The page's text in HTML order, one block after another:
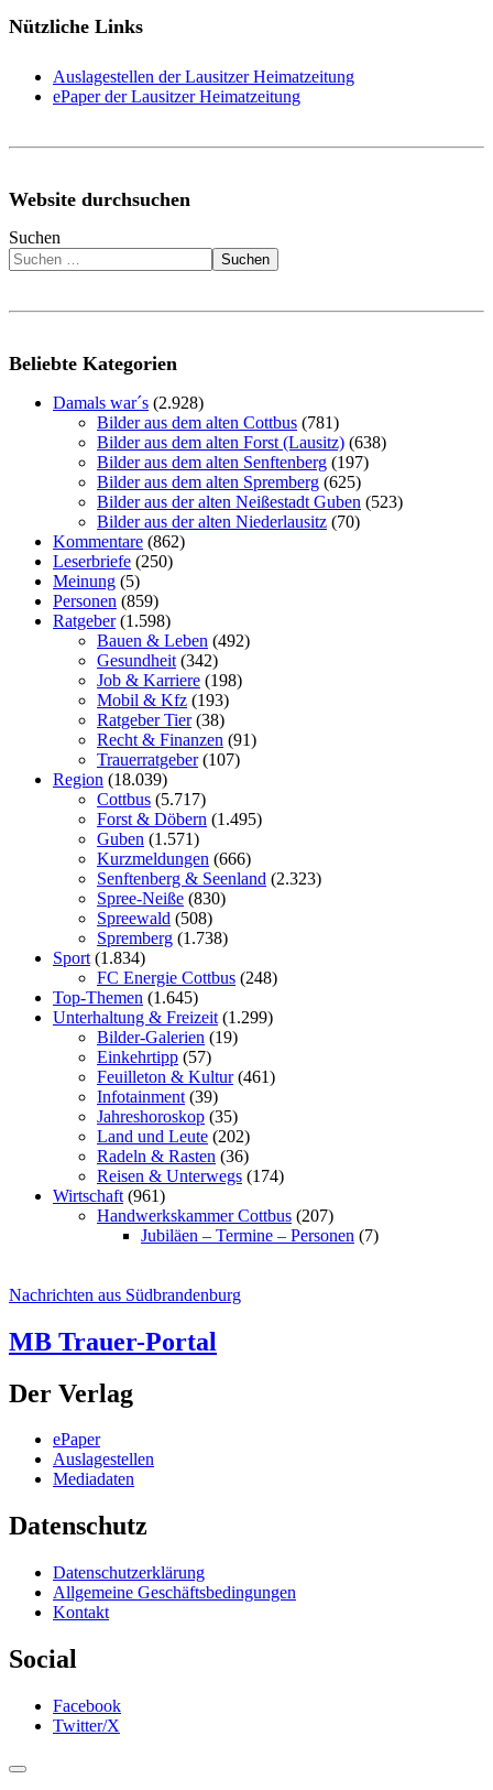
Nützliche Links
Auslagestellen der Lausitzer Heimatzeitung
ePaper der Lausitzer Heimatzeitung
Website durchsuchen
Suchen
Suchen
Beliebte Kategorien
Damals war´s (2.928)
Bilder aus dem alten Cottbus (781)
Bilder aus dem alten Forst (Lausitz) (638)
Bilder aus dem alten Senftenberg (197)
Bilder aus dem alten Spremberg (625)
Bilder aus der alten Neißestadt Guben (523)
Bilder aus der alten Niederlausitz (70)
Kommentare (862)
Leserbriefe (250)
Meinung (5)
Personen (859)
Ratgeber(1.598)
Bauen & Leben (492)
Gesundheit (342)
Job & Karriere (198)
Mobil & Kfz (193)
Ratgeber Tier(38)
Recht & Finanzen (91)
Trauerratgeber(107)
Region (18.039)
Cottbus (5.717)
Forst & Döbern (1.495)
Guben (1.571)
Kurzmeldungen (666)
Senftenberg & Seenland (2.323)
Spree-Neiße (830)
Spreewald (508)
Spremberg (1.738)
Sport (1.834)
FC Energie Cottbus (248)
Top-Themen (1.645)
Unterhaltung & Freizeit (1.299)
Bilder-Galerien (19)
Einkehrtipp (57)
Feuilleton & Kultur(461)
Infotainment (39)
Jahreshoroskop (35)
Land und Leute (202)
Radeln & Rasten (36)
Reisen & Unterwegs (174)
Wirtschaft (961)
Handwerkskammer Cottbus (207)
Jubiläen – Termine – Personen (7)
Nachrichten aus Südbrandenburg
MB Trauer-Portal
Der Verlag
ePaper
Auslagestellen
Mediadaten
Datenschutz
Datenschutzerklärung
Allgemeine Geschäftsbedingungen
Kontakt
Social
Facebook
Twitter/X